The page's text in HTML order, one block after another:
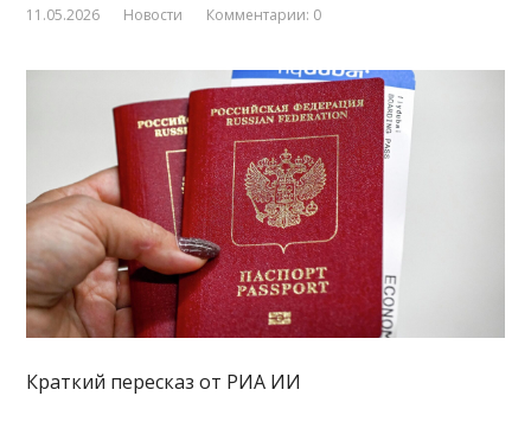
11.05.2026 Новости Комментарии: 0
Краткий пересказ от РИА ИИ